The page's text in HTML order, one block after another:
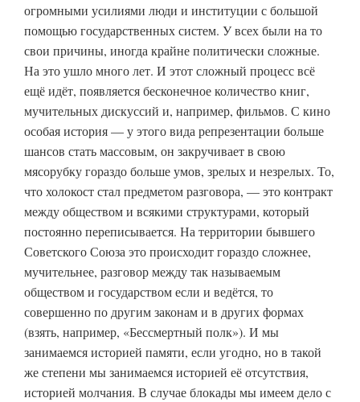
огромными усилиями люди и институции с большой
помощью государственных систем. У всех были на то
свои причины, иногда крайне политически сложные.
На это ушло много лет. И этот сложный процесс всё
ещё идёт, появляется бесконечное количество книг,
мучительных дискуссий и, например, фильмов. С кино
особая история — у этого вида репрезентации больше
шансов стать массовым, он закручивает в свою
мясорубку гораздо больше умов, зрелых и незрелых. То,
что холокост стал предметом разговора, — это контракт
между обществом и всякими структурами, который
постоянно переписывается. На территории бывшего
Советского Союза это происходит гораздо сложнее,
мучительнее, разговор между так называемым
обществом и государством если и ведётся, то
совершенно по другим законам и в других формах
(взять, например, «Бессмертный полк»). И мы
занимаемся историей памяти, если угодно, но в такой
же степени мы занимаемся историей её отсутствия,
историей молчания. В случае блокады мы имеем дело с